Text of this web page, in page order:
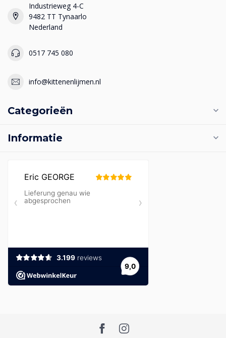
Industrieweg 4-C
9482 TT Tynaarlo
Nederland
0517 745 080
info@kittenenlijmen.nl
Categorieën
Informatie